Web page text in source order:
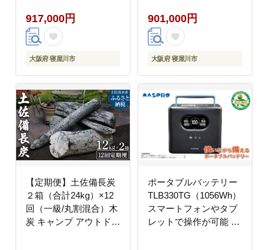
917,000円
大阪府 寝屋川市
901,000円
大阪府 寝屋川市
【定期便】土佐備長炭
２箱（合計24kg）×12
回（一級/丸割混合）木
炭 キャンプ アウトドア
ポータブルバッテリー
TLB330TG（1056Wh）
スマートフォンやタブ
レットで操作が可能 持